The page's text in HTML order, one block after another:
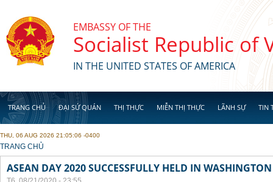
EMBASSY OF THE
Socialist Republic of
IN THE UNITED STATES OF AMERICA
TRANG CHỦ ĐẠI SỨ QUÁN THỊ THỰC MIỄN THỊ THỰC LÃNH SỰ TIN
THU, 06 AUG 2026 21:05:06 -0400
YOU ARE HERE
TRANG CHỦ
ASEAN DAY 2020 SUCCESSFULLY HELD IN